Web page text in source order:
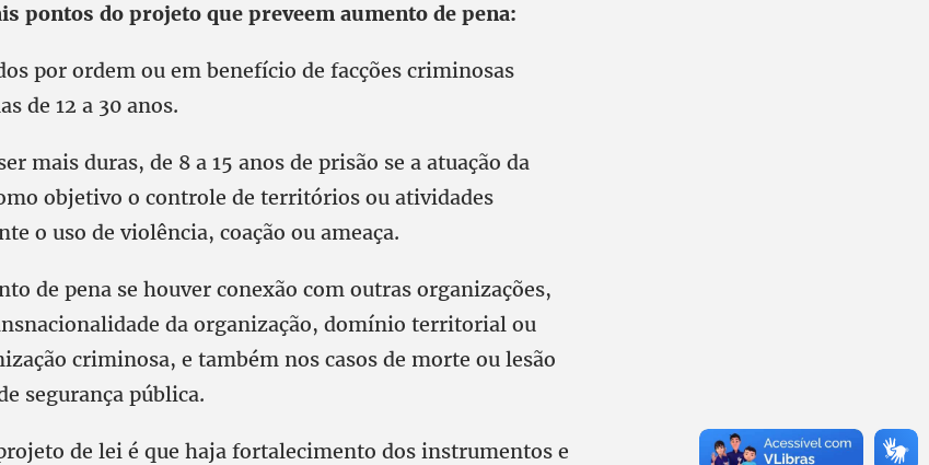
pontos do projeto que preveem aumento de pena:
por ordem ou em benefício de facções criminosas
de 12 a 30 anos.
mais duras, de 8 a 15 anos de prisão se a atuação da
objetivo o controle de territórios ou atividades
o uso de violência, coação ou ameaça.
de pena se houver conexão com outras organizações,
da organização, domínio territorial ou
criminosa, e também nos casos de morte ou lesão
segurança pública.
de lei é que haja fortalecimento dos instrumentos e